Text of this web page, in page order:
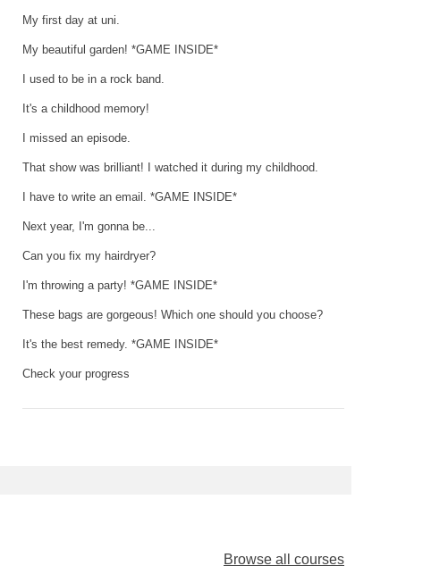
My first day at uni.
My beautiful garden! *GAME INSIDE*
I used to be in a rock band.
It's a childhood memory!
I missed an episode.
That show was brilliant! I watched it during my childhood.
I have to write an email. *GAME INSIDE*
Next year, I'm gonna be...
Can you fix my hairdryer?
I'm throwing a party! *GAME INSIDE*
These bags are gorgeous! Which one should you choose?
It's the best remedy. *GAME INSIDE*
Check your progress
Browse all courses